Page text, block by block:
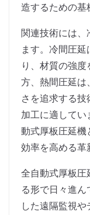
造するための基
関連技術には、
ます。冷間圧
り、材質の強
方、熱間圧延は
さを追求する
加工に適して
動式厚板圧延
効率を高める革
全自動式厚板圧
る形で日々進
した遠隔監視